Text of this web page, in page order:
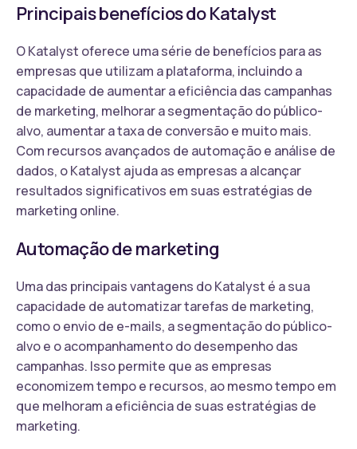
Principais benefícios do Katalyst
O Katalyst oferece uma série de benefícios para as
empresas que utilizam a plataforma, incluindo a
capacidade de aumentar a eficiência das campanhas
de marketing, melhorar a segmentação do público-
alvo, aumentar a taxa de conversão e muito mais.
Com recursos avançados de automação e análise de
dados, o Katalyst ajuda as empresas a alcançar
resultados significativos em suas estratégias de
marketing online.
Automação de marketing
Uma das principais vantagens do Katalyst é a sua
capacidade de automatizar tarefas de marketing,
como o envio de e-mails, a segmentação do público-
alvo e o acompanhamento do desempenho das
campanhas. Isso permite que as empresas
economizem tempo e recursos, ao mesmo tempo em
que melhoram a eficiência de suas estratégias de
marketing.